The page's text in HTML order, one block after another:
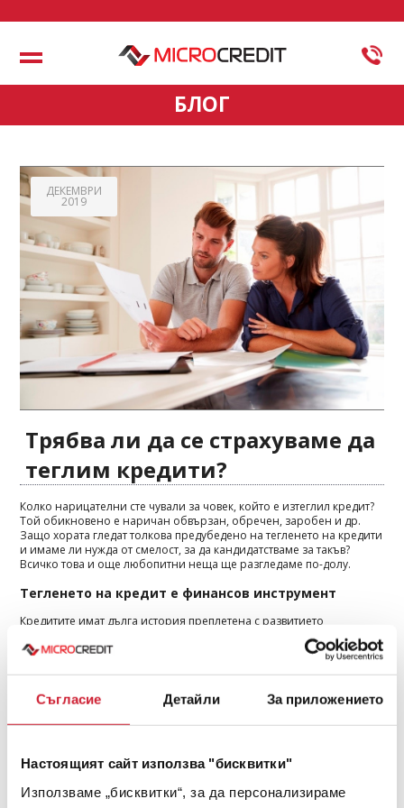
Съгласие Детайли За приложението
Настоящият сайт използва "бисквитки"
Използваме „бисквитки“, за да персонализираме
Меню
БЛОГ
ДЕКЕМВРИ
2019
Трябва ли да се страхуваме да
теглим кредити?
Колко нарицателни сте чували за човек, който е изтеглил кредит?
Той обикновено е наричан обвързан, обречен, заробен и др.
Защо хората гледат толкова предубедено на тегленето на кредити
и имаме ли нужда от смелост, за да кандидатстваме за такъв?
Всичко това и още любопитни неща ще разгледаме по-долу.
Тегленето на кредит е финансов инструмент
Кредитите имат дълга история преплетена с развитието
човечеството, независимо дали става въпрос за пари в сегашната
им форма, злато, стоки, храна, ресурси или друго. Като добавим и
стоковите и фондовите борси, картината става още по-голяма и
сложна. Кредитирането е вид прехвърляне на пари между
различни собственици с гаранцията за тяхното връщане в по-
голям размер, тоест с печалба. Понякога обаче тази печалба,
лихвата, която се начислява е твърде голяма и тогава казваме, че
големи, за да се ограничат некоректните практики.
Ако Вие сенуждаете от кредит , то няма да сте нито първия, нито
последния. Ще се чувствате ли обвързан или поробен? Не само,